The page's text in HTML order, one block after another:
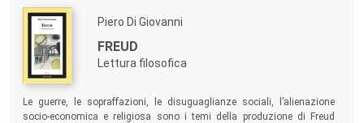
Piero Di Giovanni
FREUD
Lettura filosofica
Le guerre, le sopraffazioni, le disuguaglianze sociali, l’alienazione
socio-economica e religiosa sono i temi della produzione di Freud